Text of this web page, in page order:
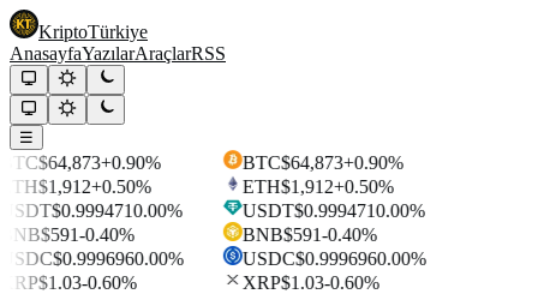
KriptoTürkiye
AnasayfaYazılarAraçlarRSS
☰
$64,873+0.90%
$1,912+0.50%
$0.9994710.00%
$591-0.40%
$0.9996960.00%
$1.03-0.60%
BTC$64,873+0.90%
ETH$1,912+0.50%
USDT$0.9994710.00%
BNB$591-0.40%
USDC$0.9996960.00%
XRP$1.03-0.60%